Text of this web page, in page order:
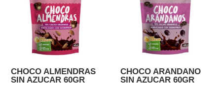
CHOCO ALMENDRAS
SIN AZUCAR 60GR
CHOCO ARANDANO
SIN AZUCAR 60GR